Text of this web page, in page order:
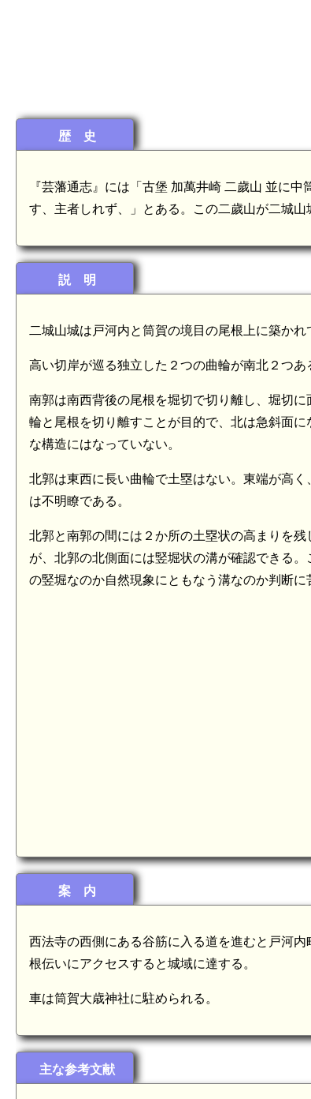
歴 史
『芸藩通志』には「古堡 加萬井崎 二歲山 並に
す、主者しれず、」とある。この二歲山が二城山
説 明
二城山城は戸河内と筒賀の境目の尾根上に築かれ
高い切岸が巡る独立した２つの曲輪が南北２つ
南郭は南西背後の尾根を堀切で切り離し、堀切
輪と尾根を切り離すことが目的で、北は急斜面
な構造にはなっていない。
北郭は東西に長い曲輪で土塁はない。東端が高
は不明瞭である。
北郭と南郭の間には２か所の土塁状の高まりを
が、北郭の北側面には竪堀状の溝が確認できる
の竪堀なのか自然現象にともなう溝なのか判断に
案 内
西法寺の西側にある谷筋に入る道を進むと戸河
根伝いにアクセスすると城域に達する。
車は筒賀大歳神社に駐められる。
主な参考文献